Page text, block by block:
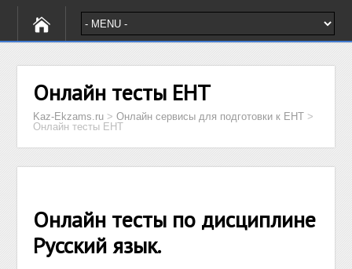
Онлайн тесты ЕНТ
Kaz-Ekzams.ru >Онлайн сервисы для подготовки к ЕНТ >
Онлайн тесты ЕНТ
Онлайн тесты по дисциплине
Русский язык.